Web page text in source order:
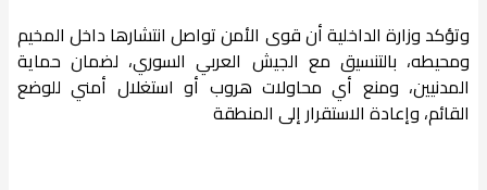
وتؤكد وزارة الداخلية أن قوى الأمن تواصل انتشارها داخل المخيم
ومحيطه، بالتنسيق مع الجيش العربي السوري، لضمان حماية
المدنيين، ومنع أي محاولات هروب أو استغلال أمني للوضع
القائم، وإعادة الاستقرار إلى المنطقة